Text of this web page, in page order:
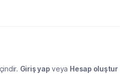
Giriş yap veya Hesap oluştur